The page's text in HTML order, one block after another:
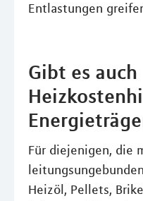
Entlastungen
Gibt es auch
Für diejenigen, die
Heizöl, Pellets,